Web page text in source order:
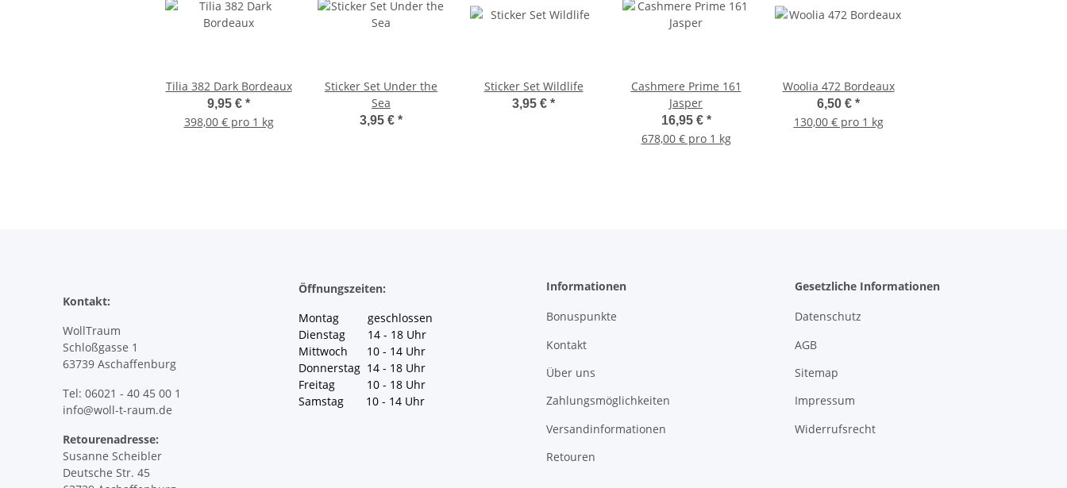
Tilia 382 Dark Bordeaux
9,95 € *
398,00 € pro 1 kg
Sticker Set Under the
Sea
3,95 € *
Sticker Set Wildlife
3,95 € *
Cashmere Prime 161
Jasper
16,95 € *
678,00 € pro 1 kg
Woolia 472 Bordeaux
6,50 € *
130,00 € pro 1 kg
Kontakt:
WollTraum
Schloßgasse 1
63739 Aschaffenburg
Tel: 06021 - 40 45 00 1
info@woll-t-raum.de
Retourenadresse:
Susanne Scheibler
Deutsche Str. 45
Öffnungszeiten:
Montag geschlossen
Dienstag 14 - 18 Uhr
Mittwoch 10 - 14 Uhr
Donnerstag 14 - 18 Uhr
Freitag 10 - 18 Uhr
Samstag 10 - 14 Uhr
Informationen
Bonuspunkte
Kontakt
Über uns
Zahlungsmöglichkeiten
Versandinformationen
Retouren
Gesetzliche Informationen
Datenschutz
AGB
Sitemap
Impressum
Widerrufsrecht